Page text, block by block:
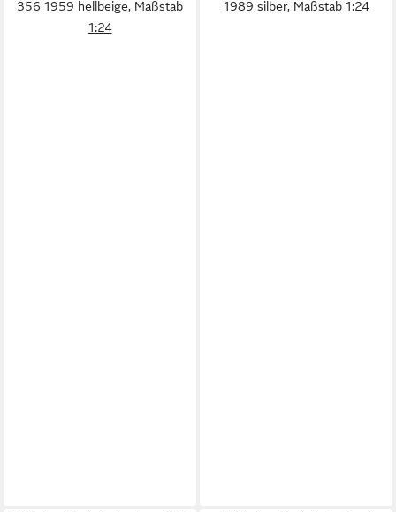
356 1959 hellbeige, Maßstab
1:24
1989 silber, Maßstab 1:24